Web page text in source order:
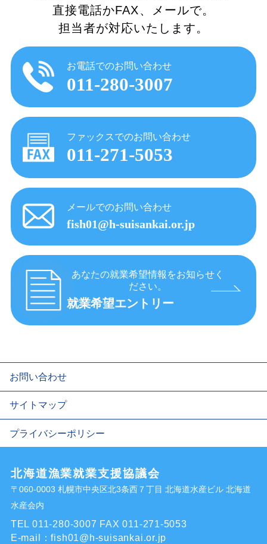
直接電話かFAX、メールで。
担当者が対応いたします。
お電話でのお問い合わせ
011-280-3007
ファックスでのお問い合わせ
011-271-5053
メールでのお問い合わせ
fish01@h-suisankai.or.jp
あなたの就業希望情報をお知らせく
ださい。
就業希望エントリー
お問い合わせ
サイトマップ
プライバシーポリシー
北海道漁業就業支援協議会
〒060-0003 札幌市中央区北3条西７丁目 北海道水産ビル 北海道
水産会内
TEL 011-280-3007 FAX 011-271-5053
E-mail：fish01@h-suisankai.or.jp